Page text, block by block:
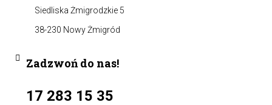
Siedliska Żmigrodzkie 5
38-230 Nowy Żmigród
Zadzwoń do nas!
17 283 15 35